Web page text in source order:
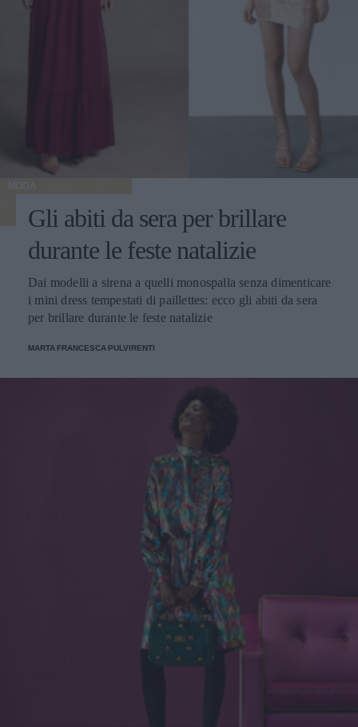
MODA
Gli abiti da sera per brillare
durante le feste natalizie
Dai modelli a sirena a quelli monospalla senza dimenticare
i mini dress tempestati di paillettes: ecco gli abiti da sera
per brillare durante le feste natalizie
MARTA FRANCESCA PULVIRENTI